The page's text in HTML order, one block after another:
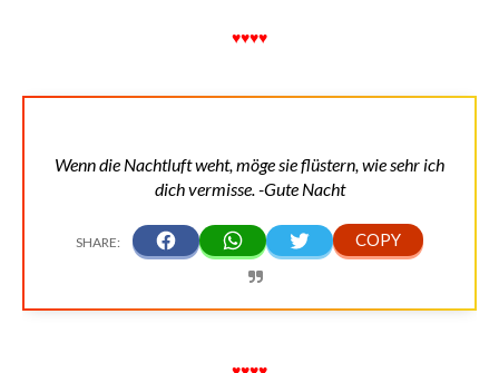
♥♥♥♥
Wenn die Nachtluft weht, möge sie flüstern, wie sehr ich
dich vermisse. -Gute Nacht